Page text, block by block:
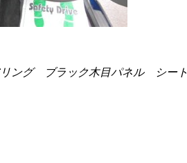
ング ブラック木目パネル シート